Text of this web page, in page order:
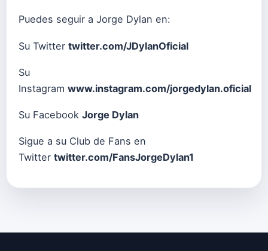
Puedes seguir a Jorge Dylan en:
Su Twitter twitter.com/JDylanOficial
Su
Instagram www.instagram.com/jorgedylan.oficial
Su Facebook Jorge Dylan
Sigue a su Club de Fans en
Twitter twitter.com/FansJorgeDylan1